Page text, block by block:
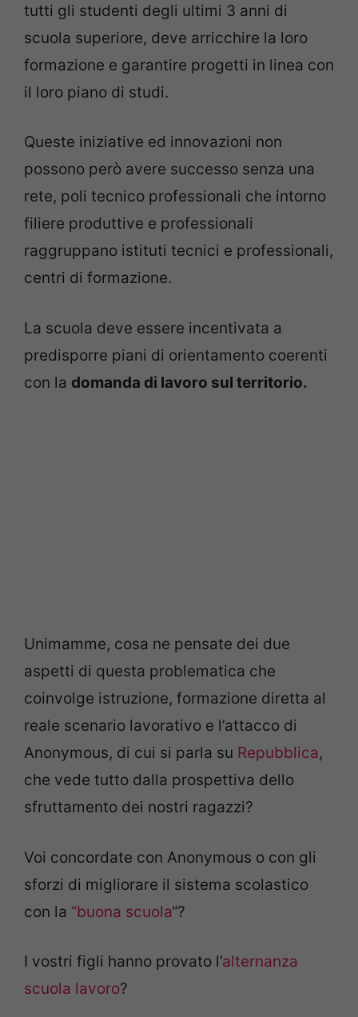
tutti gli studenti degli ultimi 3 anni di
scuola superiore, deve arricchire la loro
formazione e garantire progetti in linea con
il loro piano di studi.
Queste iniziative ed innovazioni non
possono però avere successo senza una
rete, poli tecnico professionali che intorno
filiere produttive e professionali
raggruppano istituti tecnici e professionali,
centri di formazione.
La scuola deve essere incentivata a
predisporre piani di orientamento coerenti
con la domanda di lavoro sul territorio.
Unimamme, cosa ne pensate dei due
aspetti di questa problematica che
coinvolge istruzione, formazione diretta al
reale scenario lavorativo e l’attacco di
Anonymous, di cui si parla su Repubblica,
che vede tutto dalla prospettiva dello
sfruttamento dei nostri ragazzi?
Voi concordate con Anonymous o con gli
sforzi di migliorare il sistema scolastico
con la “buona scuola“?
I vostri figli hanno provato l’alternanza
scuola lavoro?